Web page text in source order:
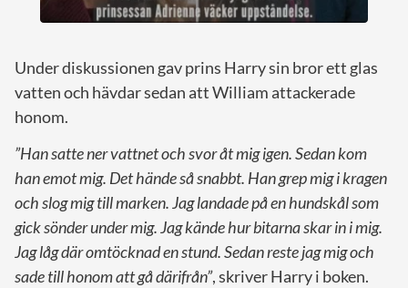
Under diskussionen gav prins Harry sin bror ett glas
vatten och hävdar sedan att William attackerade
honom.
”Han satte ner vattnet och svor åt mig igen. Sedan kom
han emot mig. Det hände så snabbt. Han grep mig i kragen
och slog mig till marken. Jag landade på en hundskål som
gick sönder under mig. Jag kände hur bitarna skar in i mig.
Jag låg där omtöcknad en stund. Sedan reste jag mig och
sade till honom att gå därifrån”, skriver Harry i boken.